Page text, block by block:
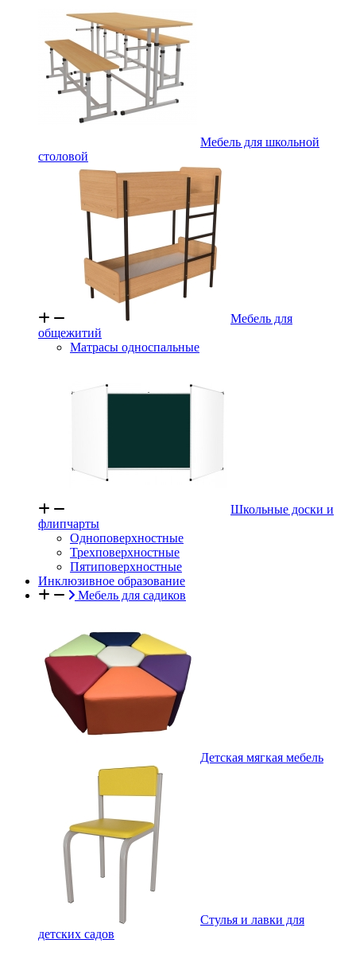
Мебель для школьной
столовой
Мебель для
общежитий
Матрасы односпальные
Школьные доски и
флипчарты
Одноповерхностные
Трехповерхностные
Пятиповерхностные
Инклюзивное образование
Мебель для садиков
Детская мягкая мебель
Стулья и лавки для
детских садов